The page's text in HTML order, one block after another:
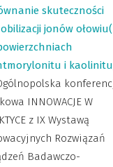
skuteczności
jonów
i kaolinitu
INNOWACJE W
z IX Wystawą
Rozwiązań
Badawczo-